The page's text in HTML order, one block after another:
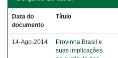
Data do
documento
Título
14-Ago-2014
Provinha Brasil e
suas implicações